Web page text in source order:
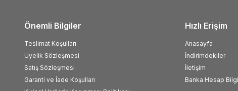
Önemli Bilgiler
Teslimat Koşulları
Üyelik Sözleşmesi
Satış Sözleşmesi
Garanti ve İade Koşulları
Hızlı Erişim
Anasayfa
İndirimdekiler
İletişim
Banka Hesap